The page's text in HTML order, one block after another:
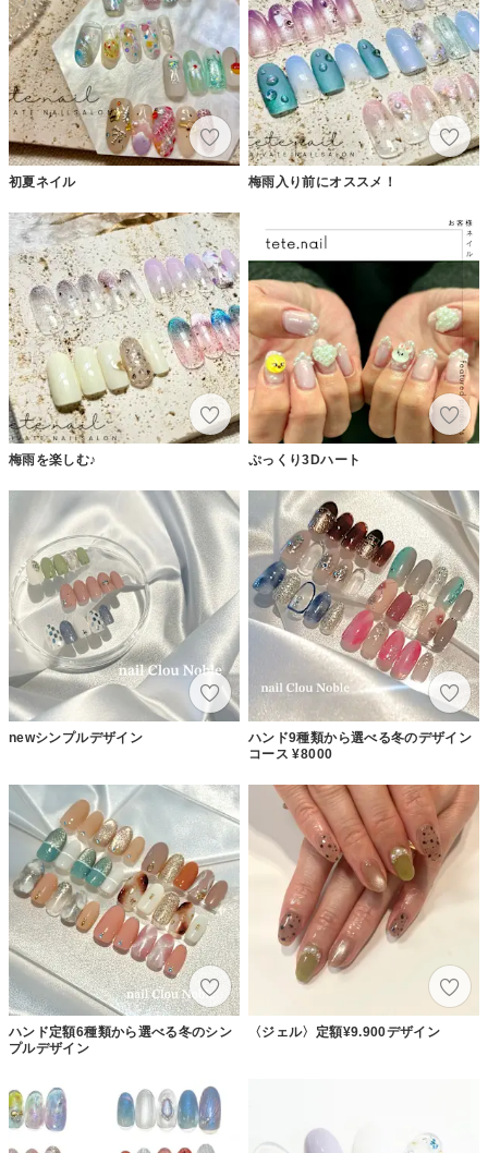
初夏ネイル 梅雨入り前にオススメ！
梅雨を楽しむ♪ ぷっくり3Dハート
newシンプルデザイン
ハンド9種類から選べる冬のデザイン
コース ¥8000
ハンド定額6種類から選べる冬のシン
プルデザイン
〈ジェル〉定額¥9.900デザイン